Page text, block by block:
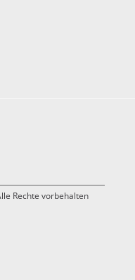
Rechte vorbehalten